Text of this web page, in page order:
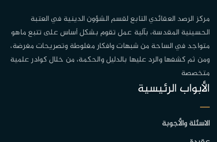
مركز الرصد العقائدي التابع لقسم الشؤون الدينية في العتبة
الحسينية المقدسة، بآلية عمل تقوم بشكل أساس على تتبع ماهو
متواجد في الساحة من شبهات وافكار مغلوطة وتصريحات مغرضة،
ومن ثم كشفها والرد عليها بالدليل والحكمة، من خلال كوادر علمية
متخصصة
الأبواب الرئيسية
الاسئلة والأجوبة